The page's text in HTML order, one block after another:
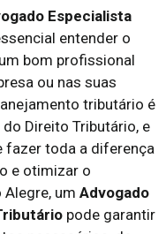
Especialista
entender o
bom profissional
ou nas suas
tributário é
Direito Tributário, e
fazer toda a diferença
e otimizar o
um Advogado
pode garantir